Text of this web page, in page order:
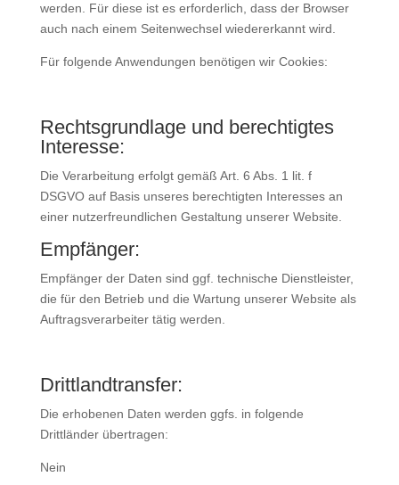
werden. Für diese ist es erforderlich, dass der Browser
auch nach einem Seitenwechsel wiedererkannt wird.
Für folgende Anwendungen benötigen wir Cookies:
Rechtsgrundlage und berechtigtes
Interesse:
Die Verarbeitung erfolgt gemäß Art. 6 Abs. 1 lit. f
DSGVO auf Basis unseres berechtigten Interesses an
einer nutzerfreundlichen Gestaltung unserer Website.
Empfänger:
Empfänger der Daten sind ggf. technische Dienstleister,
die für den Betrieb und die Wartung unserer Website als
Auftragsverarbeiter tätig werden.
Drittlandtransfer:
Die erhobenen Daten werden ggfs. in folgende
Drittländer übertragen:
Nein